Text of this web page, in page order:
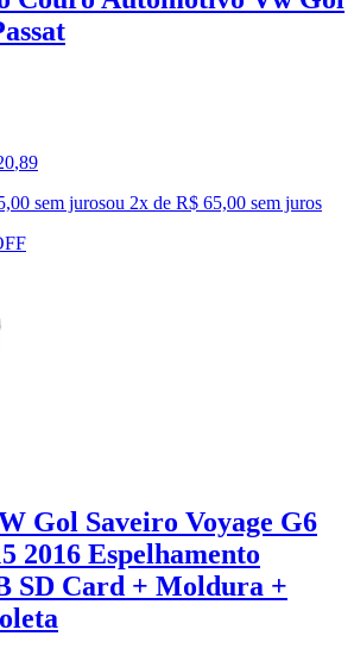
,89
sem jurosou 2x de R$ 65,00 sem juros
Gol Saveiro Voyage G6
2016 Espelhamento
SD Card + Moldura +